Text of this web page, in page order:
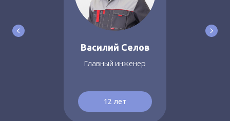
Василий Селов
Главный инженер
12 лет